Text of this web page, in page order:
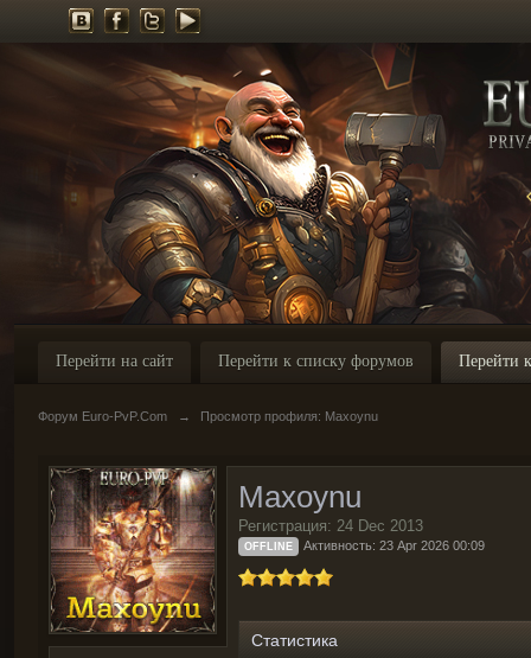
Перейти на сайт Перейти к списку форумов Перейти
Форум Euro-PvP.Com → Просмотр профиля: Maxoynu
Maxoynu
Регистрация: 24 Dec 2013
OFFLINE Активность: 23 Apr 2026 00:09
Статистика